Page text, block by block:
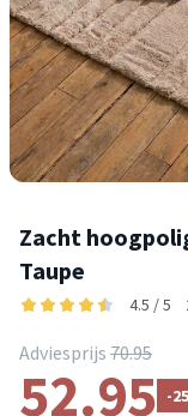
Zacht
Taupe
4.5 / 5
Adviesprijs 70.95
52.95 -